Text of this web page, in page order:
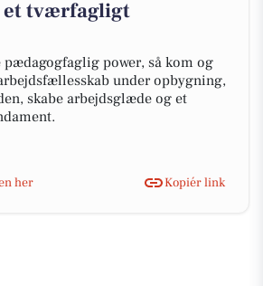
et tværfagligt
power, så kom og
under opbygning,
skabe arbejdsglæde og et
her
Kopiér link